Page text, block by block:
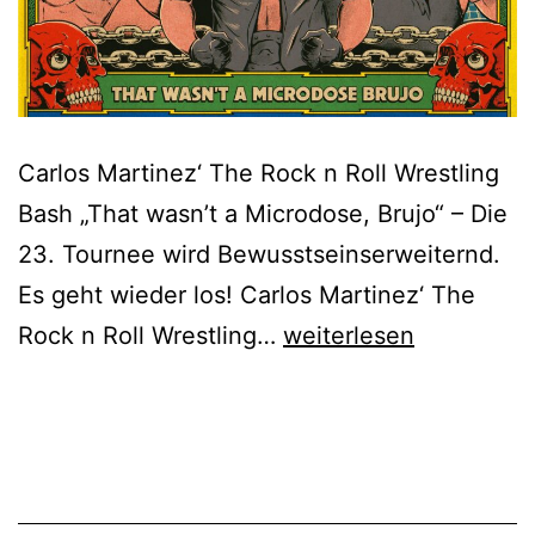
Carlos Martinez‘ The Rock n Roll Wrestling
Bash „That wasn’t a Microdose, Brujo“ – Die
23. Tournee wird Bewusstseinserweiternd.
Es geht wieder los! Carlos Martinez‘ The
Rock n Roll Wrestling… The
weiterlesen